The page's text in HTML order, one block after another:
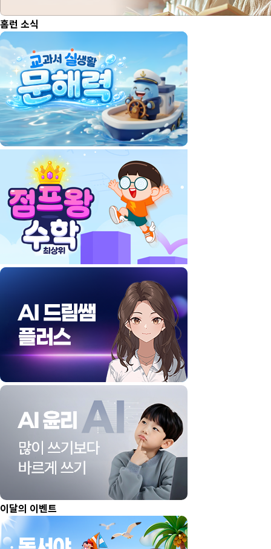
홈런 소식
이달의 이벤트